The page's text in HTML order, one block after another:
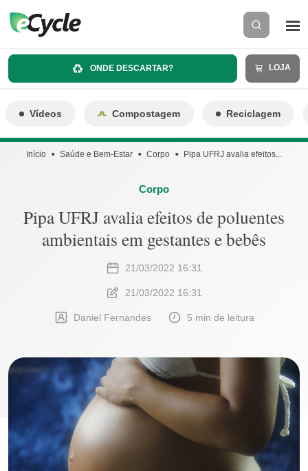
ONDE DESCARTAR? LOJA
Vídeos Compostagem Reciclagem
Início Saúde e Bem-Estar Corpo Pipa UFRJ avalia efeitos...
Corpo
Pipa UFRJ avalia efeitos de poluentes
ambientais em gestantes e bebês
21/03/2022 16:31
21/03/2022 16:31
Daniel Fernandes 5 min de leitura